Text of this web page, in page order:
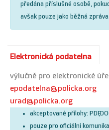
předána příslušné osobě,
avšak pouze jako běžná
Elektronická podatelna
výlučně pro elektronické
epodatelna@policka.org
urad@policka.org
akceptované přílohy:
pouze pro oficiální